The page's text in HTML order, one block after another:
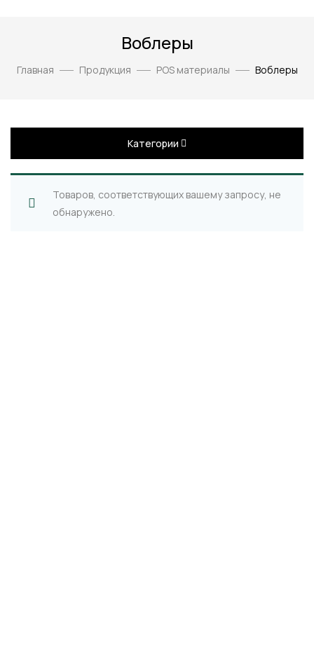
Воблеры
Главная Продукция POS материалы Воблеры
Категории
Товаров, соответствующих вашему запросу, не
обнаружено.